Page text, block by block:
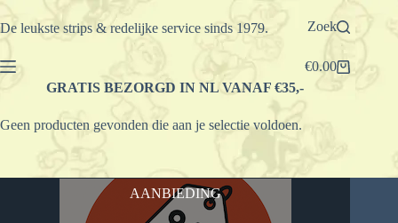
Ga
naar
De leukste strips & redelijke service sinds 1979. Zoek
Winkelwagen
€0.00
GRATIS BEZORGD IN NL VANAF €35,-
Geen producten gevonden die aan je selectie voldoen.
AANBIEDING